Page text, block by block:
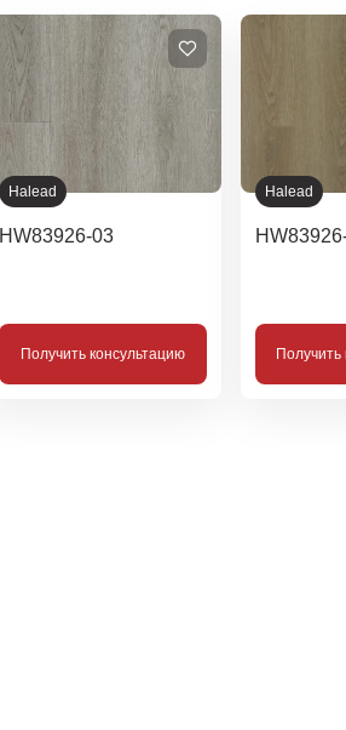
Halead
HW83926-03
Получить консультацию
Halead
Получить